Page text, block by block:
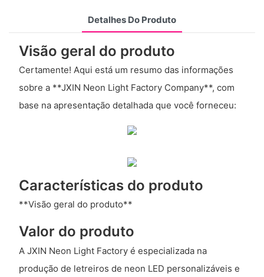
Detalhes Do Produto
Visão geral do produto
Certamente! Aqui está um resumo das informações
sobre a **JXIN Neon Light Factory Company**, com
base na apresentação detalhada que você forneceu:
Características do produto
**Visão geral do produto**
Valor do produto
A JXIN Neon Light Factory é especializada na
produção de letreiros de neon LED personalizáveis ​​e